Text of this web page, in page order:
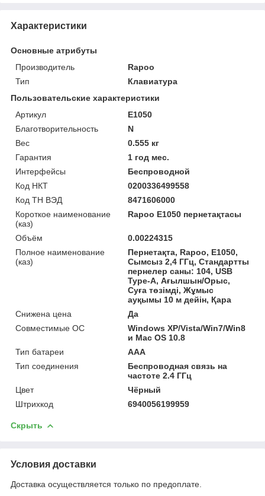
Характеристики
Основные атрибуты
Производитель
Rapoo
Тип
Клавиатура
Пользовательские характеристики
Артикул
E1050
Благотворительность
N
Вес
0.555 кг
Гарантия
1 год мес.
Интерфейсы
Беспроводной
Код НКТ
0200336499558
Код ТН ВЭД
8471606000
Короткое наименование
(каз)
Rapoo E1050 пернетақтасы
Объём
0.00224315
Полное наименование
(каз)
Пернетақта, Rapoo, E1050,
Сымсыз 2,4 ГГц, Стандартты
пернелер саны: 104, USB
Type-A, Ағылшын/Орыс,
Суға төзімді, Жұмыс
ауқымы 10 м дейін, Қара
Снижена цена
Да
Совместимые ОС
Windows XP/Vista/Win7/Win8
и Mac OS 10.8
Тип батареи
AAA
Тип соединения
Беспроводная связь на
частоте 2.4 ГГц
Цвет
Чёрный
Штрихкод
6940056199959
Скрыть
Условия доставки
Доставка осуществляется только по предоплате.